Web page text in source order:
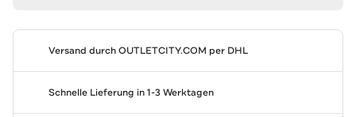
Versand durchOUTLETCITY.COM per DHL
Schnelle Lieferung in 1-3 Werktagen